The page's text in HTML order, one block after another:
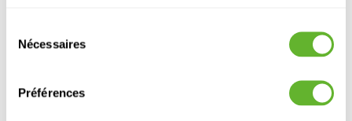
Nécessaires
Préférences